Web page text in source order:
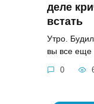
деле
встать
Утро.
вы все еще
0